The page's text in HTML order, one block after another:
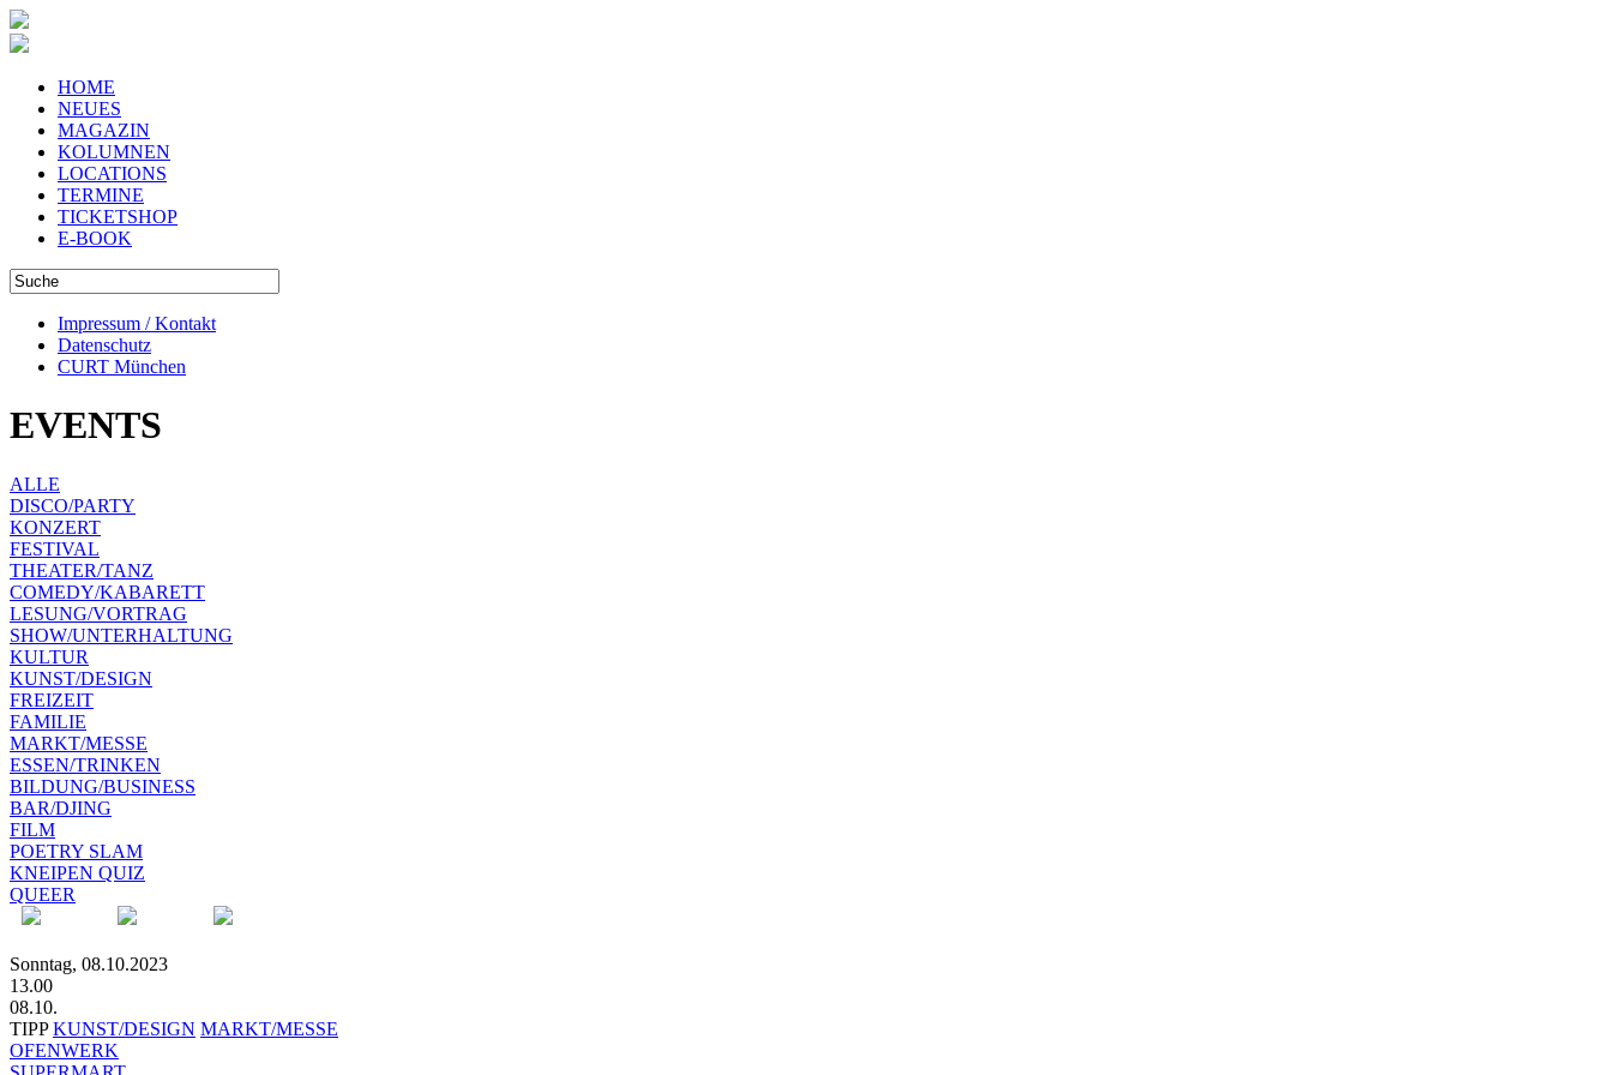
HOME
NEUES
MAGAZIN
KOLUMNEN
LOCATIONS
TERMINE
TICKETSHOP
E-BOOK
Impressum / Kontakt
Datenschutz
CURT München
EVENTS
ALLE
DISCO/PARTY
KONZERT
FESTIVAL
THEATER/TANZ
COMEDY/KABARETT
LESUNG/VORTRAG
SHOW/UNTERHALTUNG
KULTUR
KUNST/DESIGN
FREIZEIT
FAMILIE
MARKT/MESSE
ESSEN/TRINKEN
BILDUNG/BUSINESS
BAR/DJING
FILM
POETRY SLAM
KNEIPEN QUIZ
QUEER
Sonntag, 08.10.2023
13.00
08.10.
TIPP KUNST/DESIGN MARKT/MESSE
OFENWERK